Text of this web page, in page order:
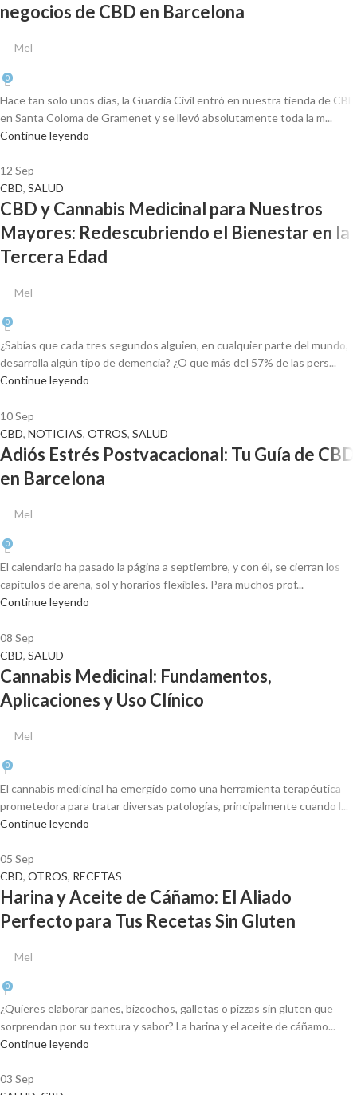
negocios de CBD en Barcelona
Mel
0
Hace tan solo unos días, la Guardia Civil entró en nuestra tienda de CBD
en Santa Coloma de Gramenet y se llevó absolutamente toda la m...
Continue leyendo
12 Sep
CBD, SALUD
CBD y Cannabis Medicinal para Nuestros
Mayores: Redescubriendo el Bienestar en la
Tercera Edad
Mel
0
¿Sabías que cada tres segundos alguien, en cualquier parte del mundo,
desarrolla algún tipo de demencia? ¿O que más del 57% de las pers...
Continue leyendo
10Sep
CBD, NOTICIAS, OTROS, SALUD
Adiós Estrés Postvacacional: Tu Guía de CBD
en Barcelona
Mel
0
El calendario ha pasado la página a septiembre, y con él, se cierran los
capítulos de arena, sol y horarios flexibles. Para muchos prof...
Continue leyendo
08 Sep
CBD, SALUD
Cannabis Medicinal: Fundamentos,
Aplicaciones y Uso Clínico
Mel
0
El cannabis medicinal ha emergido como una herramienta terapéutica
prometedora para tratar diversas patologías, principalmente cuando l...
Continue leyendo
05 Sep
CBD, OTROS, RECETAS
Harina y Aceite de Cáñamo: El Aliado
Perfecto para Tus Recetas Sin Gluten
Mel
0
¿Quieres elaborar panes, bizcochos, galletas o pizzas sin gluten que
sorprendan por su textura y sabor? La harina y el aceite de cáñamo...
Continue leyendo
03 Sep